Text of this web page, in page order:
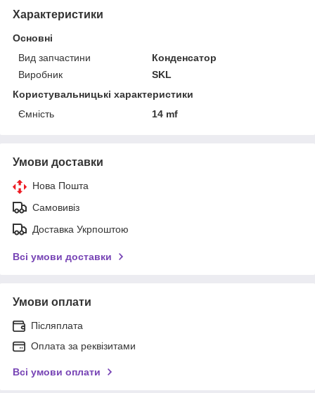
Характеристики
Основні
Вид запчастини
Конденсатор
Виробник
SKL
Користувальницькі характеристики
Ємність
14 mf
Умови доставки
Нова Пошта
Самовивіз
Доставка Укрпоштою
Всі умови доставки
Умови оплати
Післяплата
Оплата за реквізитами
Всі умови оплати